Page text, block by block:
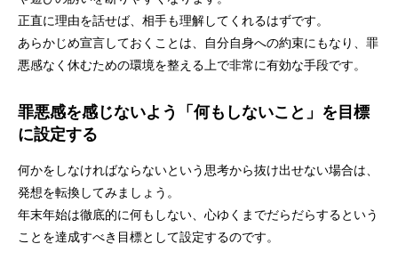
正直に理由を話せば、相手も理解してくれるはずです。
あらかじめ宣言しておくことは、自分自身への約束にもなり、罪
悪感なく休むための環境を整える上で非常に有効な手段です。
罪悪感を感じないよう「何もしないこと」を目標
に設定する
何かをしなければならないという思考から抜け出せない場合は、
発想を転換してみましょう。
年末年始は徹底的に何もしない、心ゆくまでだらだらするという
ことを達成すべき目標として設定するのです。